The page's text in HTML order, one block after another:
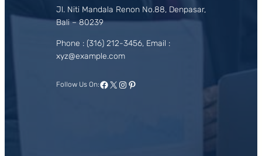
Jl. Niti Mandala Renon No.88, Denpasar,
Bali – 80239
Phone : (316) 212-3456, Email :
xyz@example.com
Follow Us On:Facebook
X Instagram
Pinterest